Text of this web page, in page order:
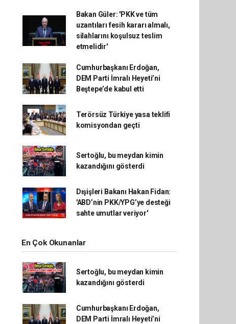
Bakan Güler: 'PKK ve tüm
uzantıları fesih kararı almalı,
silahlarını koşulsuz teslim
etmelidir'
Cumhurbaşkanı Erdoğan,
DEM Parti İmralı Heyeti’ni
Beştepe’de kabul etti
Terörsüz Türkiye yasa teklifi
komisyondan geçti
Sertoğlu, bu meydan kimin
kazandığını gösterdi
Dışişleri Bakanı Hakan Fidan:
'ABD’nin PKK/YPG’ye desteği
sahte umutlar veriyor'
En Çok Okunanlar
Sertoğlu, bu meydan kimin
kazandığını gösterdi
Cumhurbaşkanı Erdoğan,
DEM Parti İmralı Heyeti’ni